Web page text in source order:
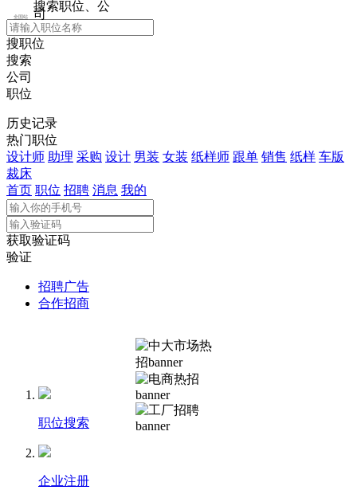
全国站
搜索职位、公
司
搜职位
搜索
公司
职位
历史记录
热门职位
设计师 助理 采购 设计 男装 女装 纸样师 跟单 销售 纸样 车版
裁床
首页 职位 招聘 消息 我的
获取验证码
验证
招聘广告
合作招商
职位搜索
企业注册